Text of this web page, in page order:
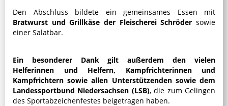
Den Abschluss bildete ein gemeinsames Essen mit
Bratwurst und Grillkäse der Fleischerei Schröder sowie
einer Salatbar.
Ein besonderer Dank gilt außerdem den vielen
Helferinnen und Helfern, Kampfrichterinnen und
Kampfrichtern sowie allen Unterstützenden sowie dem
Landessportbund Niedersachsen (LSB), die zum Gelingen
des Sportabzeichenfestes beigetragen haben.